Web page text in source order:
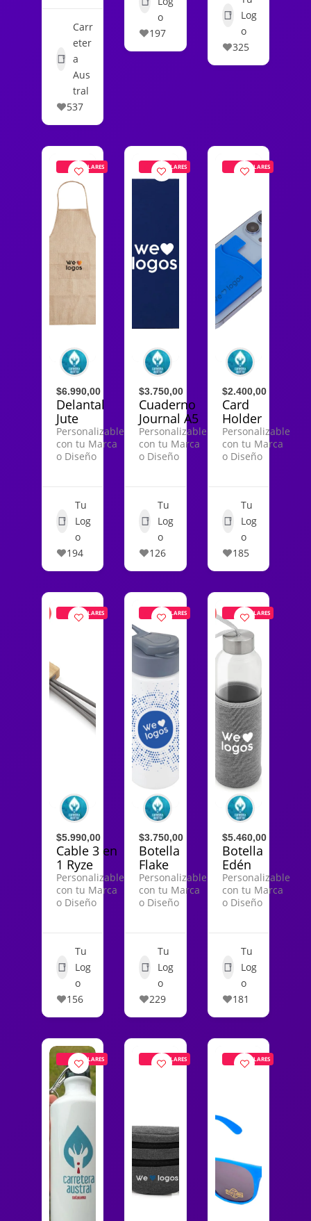
Carr
eter
a
Aus
tral
537
o
197
Log
o
325
POPULARES
$6.990,00
Delantal
Jute
Personalizable
con tu Marca
o Diseño
Tu
Log
o
194
POPULARES
$3.750,00
Cuaderno
Journal A5
Personalizable
con tu Marca
o Diseño
Tu
Log
o
126
POPULARES
$2.400,00
Card
Holder
Personalizable
con tu Marca
o Diseño
Tu
Log
o
185
POPULARES
$5.990,00
Cable 3 en
1 Ryze
Personalizable
con tu Marca
o Diseño
Tu
Log
o
156
POPULARES
$3.750,00
Botella
Flake
Personalizable
con tu Marca
o Diseño
Tu
Log
o
229
POPULARES
$5.460,00
Botella
Edén
Personalizable
con tu Marca
o Diseño
Tu
Log
o
181
POPULARES POPULARES POPULARES